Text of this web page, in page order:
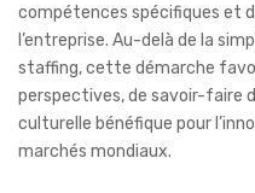
compétences spécifiques et
l’entreprise. Au-delà de la
staffing, cette démarche
perspectives, de savoir-faire
culturelle bénéfique pour
marchés mondiaux.